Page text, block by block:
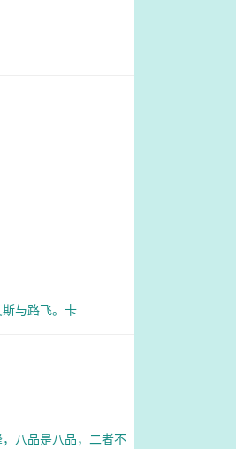
与路飞。卡
八品是八品，二者不